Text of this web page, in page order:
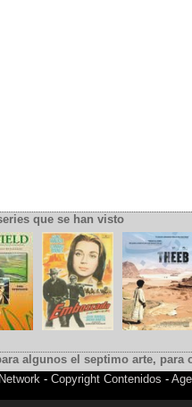
que se han visto
algunos el septimo arte,
- Copyright Contenidos -